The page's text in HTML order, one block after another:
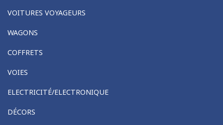
VOITURES VOYAGEURS
WAGONS
COFFRETS
VOIES
ELECTRICITÉ/ELECTRONIQUE
DÉCORS